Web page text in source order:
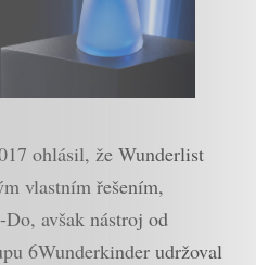
ohlásil, že Wunderlist
vlastním řešením,
avšak nástroj od
6Wunderkinder udržoval